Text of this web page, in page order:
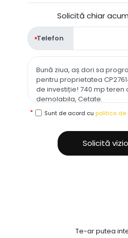
Solicită chiar
Telefon
Sunt de acord cu politica
Solicită
Te-ar putea